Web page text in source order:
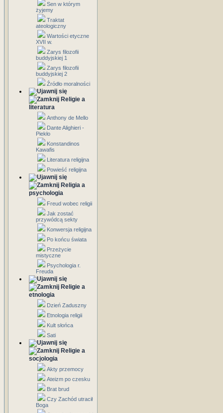
Sen w którym
żyjemy
Traktat
ateologiczny
Wartości etyczne
XVII w.
Zarys filozofii
buddyjskiej 1
Zarys filozofii
buddyjskiej 2
Źródło moralności
Religie a
literatura
Anthony de Mello
Dante Alighieri -
Piekło
Konstandinos
Kawafis
Literatura religijna
Powieść religijna
Religia a
psychologia
Freud wobec religii
Jak zostać
przywódcą sekty
Konwersja religijna
Po końcu świata
Przeżycie
mistyczne
Psychologia r.
Freuda
Religie a
etnologia
Dzień Zaduszny
Etnologia religii
Kult słońca
Sati
Religie a
socjologia
Akty przemocy
Ateizm po czesku
Brat brud
Czy Zachód utracił
Boga